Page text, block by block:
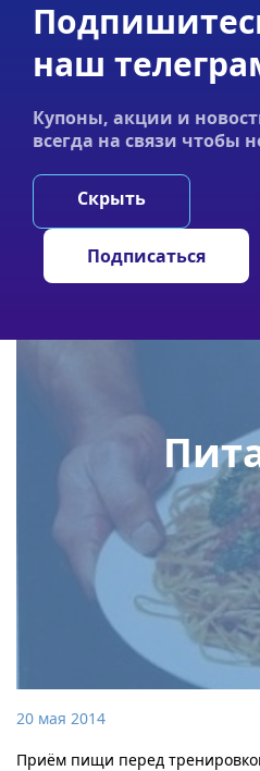
Акции Оплата
НООТРОПЫ
Главная Питание
20 мая 2014
Приём пищи перед
наш
Купоны, акции и
всегда на связи чтобы
Скрыть
Подписаться